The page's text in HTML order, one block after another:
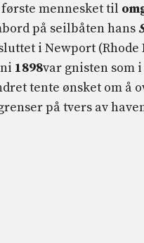
mennesket til
på seilbåten hans
i Newport (Rhode
1898var gnisten som
tente ønsket om å
på tvers av